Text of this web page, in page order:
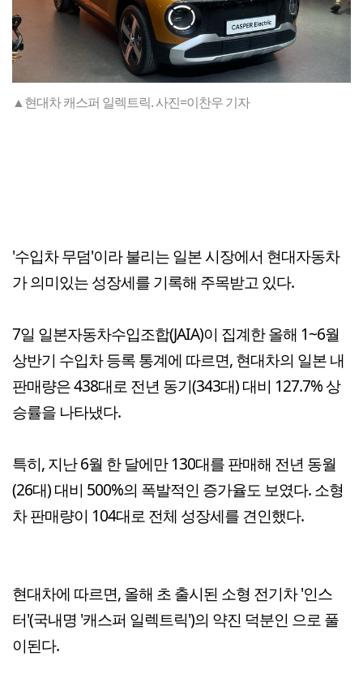
▲현대차 캐스퍼 일렉트릭. 사진=이찬우 기자
'수입차 무덤'이라 불리는 일본 시장에서 현대자동차
가 의미있는 성장세를 기록해 주목받고 있다.
7일 일본자동차수입조합(JAIA)이 집계한 올해 1~6월
상반기 수입차 등록 통계에 따르면, 현대차의 일본 내
판매량은 438대로 전년 동기(343대) 대비 127.7% 상
승률을 나타냈다.
특히, 지난 6월 한 달에만 130대를 판매해 전년 동월
(26대) 대비 500%의 폭발적인 증가율도 보였다. 소형
차 판매량이 104대로 전체 성장세를 견인했다.
현대차에 따르면, 올해 초 출시된 소형 전기차 '인스
터'(국내명 '캐스퍼 일렉트릭')의 약진 덕분인 으로 풀
이된다.